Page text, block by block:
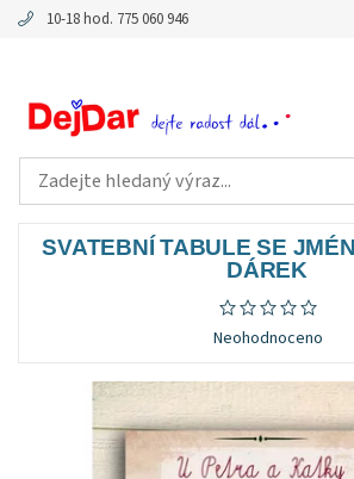
10-18 hod. 775 060 946
SVATEBNÍ TABULE SE
DÁREK
Neohodnoceno